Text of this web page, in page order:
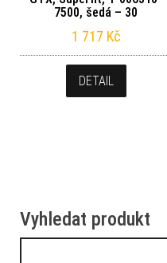
7500, šedá – 30
1 717 Kč
DETAIL
Vyhledat produkt